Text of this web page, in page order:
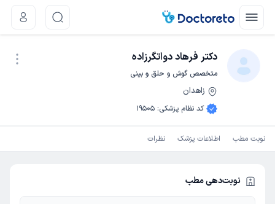
دکتر فرهاد دواتگرزاده
متخصص گوش و حلق و بینی
زاهدان
کد نظام پزشکی:
19505
نوبت مطب اطلاعات پزشک نظرات
نوبت‌دهی مطب